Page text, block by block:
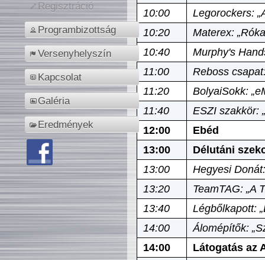
Regisztráció
Programbizottság
Versenyhelyszín
Kapcsolat
Galéria
Eredmények
10:00
Legorockers:
10:20
Materex:
10:40
Murphy's
11:00
Reboss
11:20
BolyaiSokk:
11:40
ESZI szakkör:
12:00
Ebéd
13:00
Délutáni
13:00
Hegyesi
13:20
TeamTAG: „A
13:40
Légbőlkapott:
14:00
Álomépítők:
14:00
Látogatás az